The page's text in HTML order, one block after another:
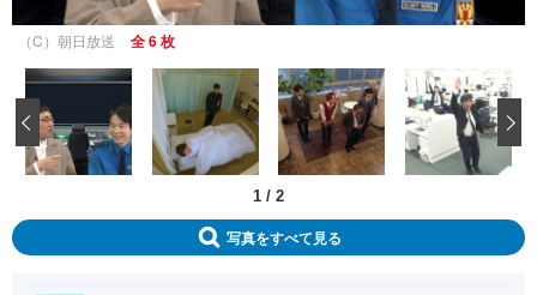
（C）朝日放送 全 6 枚
1 / 2
‹
写真をすべて見る